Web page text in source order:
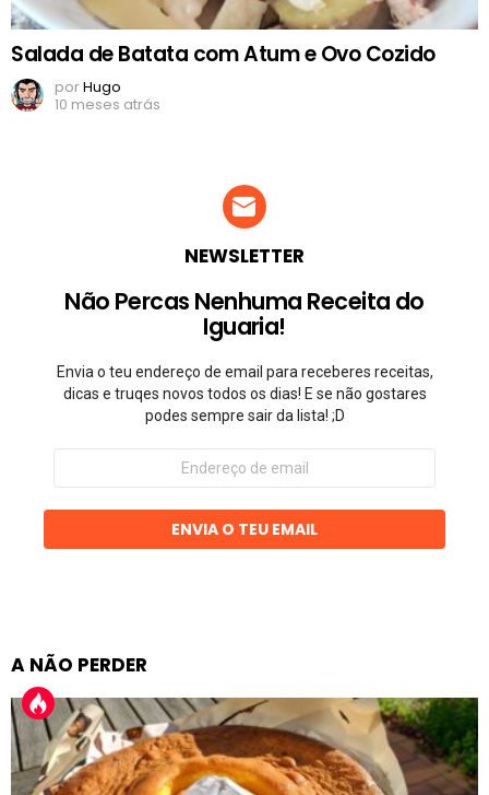
Salada de Batata com Atum e Ovo Cozido
porHugo
10 meses atrás
NEWSLETTER
Não Percas Nenhuma Receita do
Iguaria!
Envia o teu endereço de email para receberes receitas,
dicas e truqes novos todos os dias! E se não gostares
podes sempre sair da lista! ;D
Endereço
email
ENVIA O TEU EMAIL
A NÃO PERDER